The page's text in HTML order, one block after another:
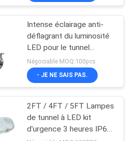
Intense éclairage anti-
déflagrant du luminosité
LED pour le tunnel
d'industrie du gaz d'huile
Négociable MOQ:100pcs
- JE NE SAIS PAS.
2FT / 4FT / 5FT Lampes
de tunnel à LED kit
d'urgence 3 heures IP66